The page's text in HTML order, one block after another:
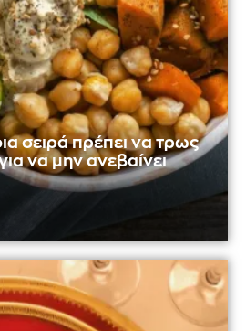
σειρά πρέπει να τρως
να μην ανεβαίνει